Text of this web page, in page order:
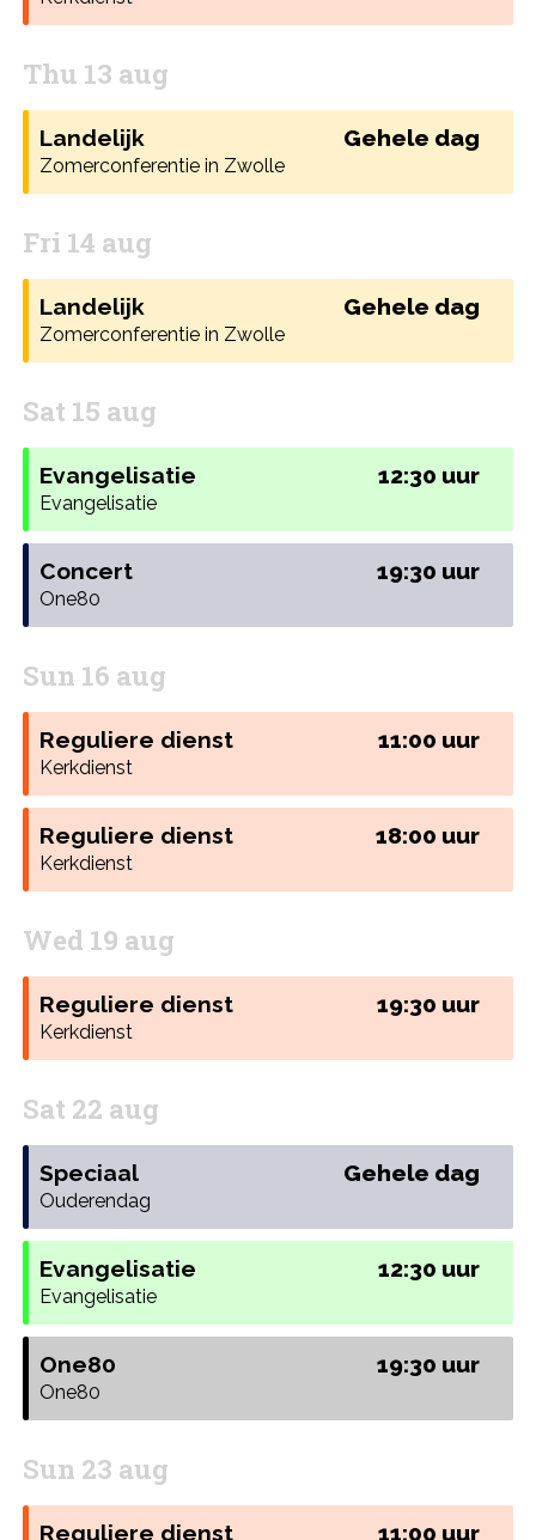
Thu 13 aug
Landelijk Gehele dag
Zomerconferentie in Zwolle
Fri 14 aug
Landelijk Gehele dag
Zomerconferentie in Zwolle
Sat 15 aug
Evangelisatie 12:30 uur
Evangelisatie
Concert 19:30 uur
One80
Sun 16 aug
Reguliere dienst 11:00 uur
Kerkdienst
Reguliere dienst 18:00 uur
Kerkdienst
Wed 19 aug
Reguliere dienst 19:30 uur
Kerkdienst
Sat 22 aug
Speciaal Gehele dag
Ouderendag
Evangelisatie 12:30 uur
Evangelisatie
One80 19:30 uur
One80
Sun 23 aug
Reguliere dienst 11:00 uur